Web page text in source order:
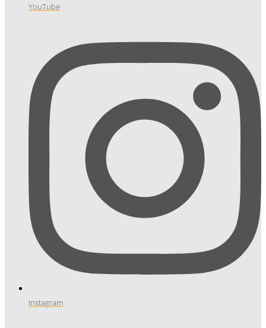
YouTube
Instagram